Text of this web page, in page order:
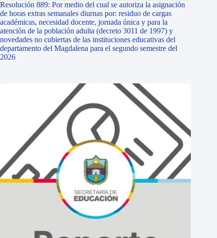
Resolución 889: Por medio del cual se autoriza la asignación
de horas extras semanales diurnas por: residuo de cargas
académicas, necesidad docente, jornada única y para la
atención de la población adulta (decreto 3011 de 1997) y
novedades no cubiertas de las instituciones educativas del
departamento del Magdalena para el segundo semestre del
2026